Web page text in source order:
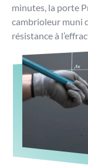
minutes, la porte
cambrioleur muni
résistance à